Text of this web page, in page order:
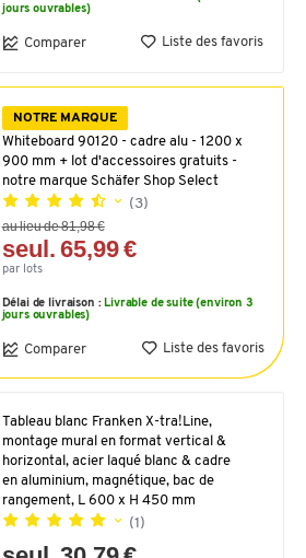
jours ouvrables)
Comparer Liste des favoris
NOTRE MARQUE
Whiteboard 90120 - cadre alu - 1200 x
900 mm + lot d'accessoires gratuits -
notre marque Schäfer Shop Select
(3)
au lieu de 81,98 €
seul. 65,99 €
par lots
Délai de livraison :Livrable de suite (environ 3
jours ouvrables)
Comparer Liste des favoris
Tableau blanc Franken X-tra!Line,
montage mural en format vertical &
horizontal, acier laqué blanc & cadre
en aluminium, magnétique, bac de
rangement, L 600 x H 450 mm
(1)